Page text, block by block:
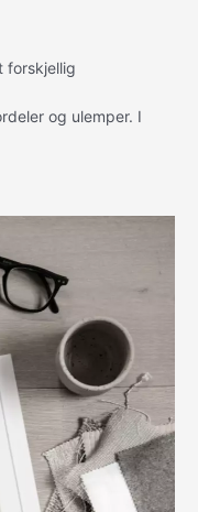
forskjellig
og ulemper. I